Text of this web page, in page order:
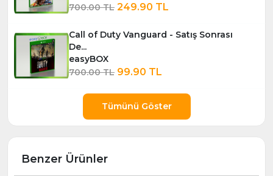
700.00 TL 249.90 TL
Call of Duty Vanguard - Satış Sonrası
De...
easyBOX
700.00 TL 99.90 TL
Tümünü Göster
Benzer Ürünler